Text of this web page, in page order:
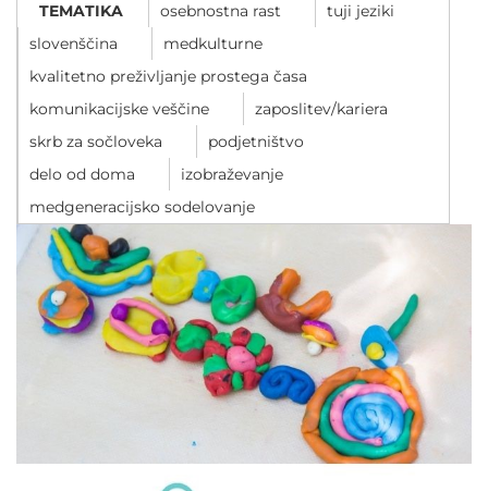
ZEMLJEVID STRANI
IZJAVA O DOSTOPNOSTI
TEMATIKA
osebnostna rast
tuji jeziki
slovenščina
medkulturne
kvalitetno preživljanje prostega časa
komunikacijske veščine
zaposlitev/kariera
skrb za sočloveka
podjetništvo
delo od doma
izobraževanje
medgeneracijsko sodelovanje